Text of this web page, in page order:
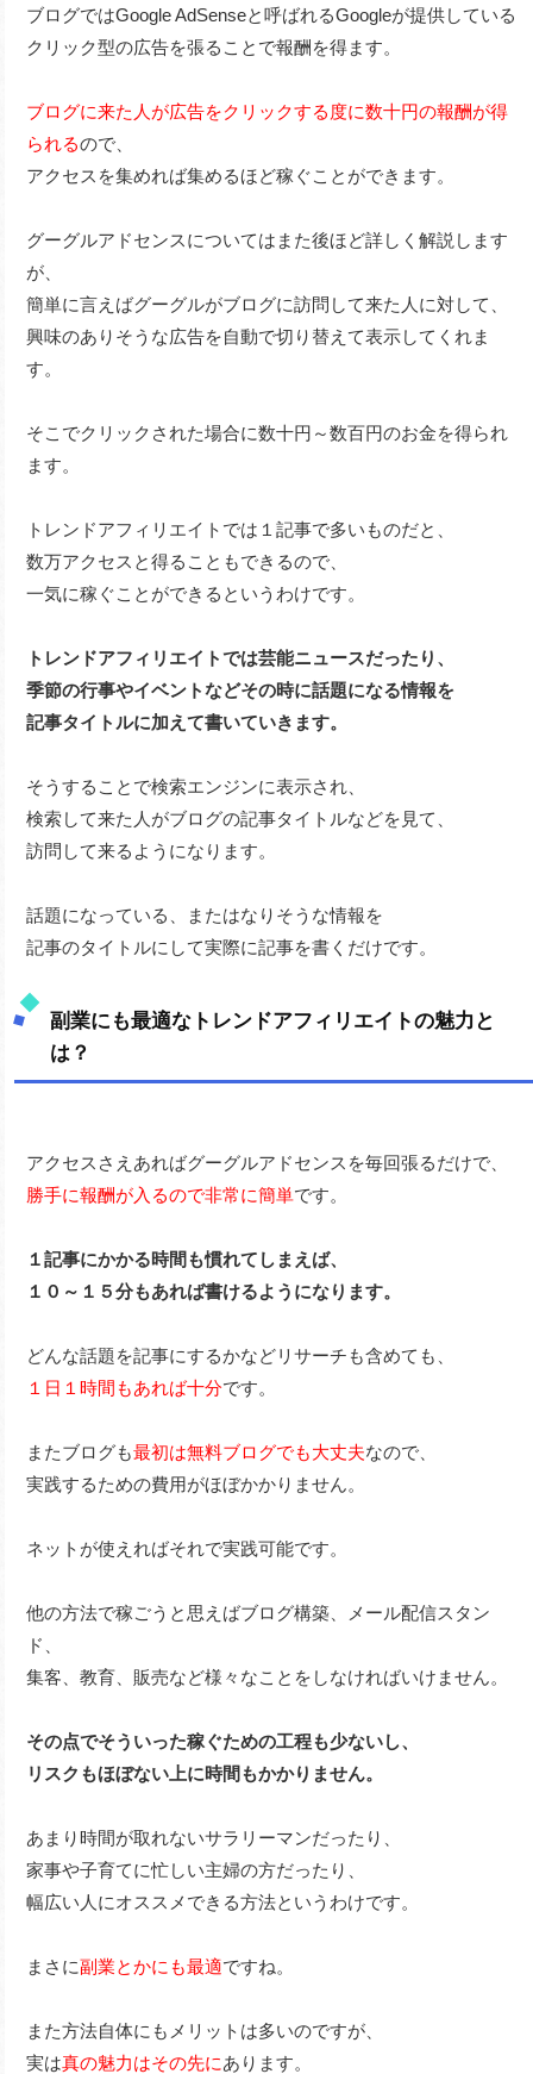
ブログではGoogle AdSenseと呼ばれるGoogleが提供している
クリック型の広告を張ることで報酬を得ます。
ブログに来た人が広告をクリックする度に数十円の報酬が得
られるので、
アクセスを集めれば集めるほど稼ぐことができます。
グーグルアドセンスについてはまた後ほど詳しく解説します
が、
簡単に言えばグーグルがブログに訪問して来た人に対して、
興味のありそうな広告を自動で切り替えて表示してくれま
す。
そこでクリックされた場合に数十円～数百円のお金を得られ
ます。
トレンドアフィリエイトでは１記事で多いものだと、
数万アクセスと得ることもできるので、
一気に稼ぐことができるというわけです。
トレンドアフィリエイトでは芸能ニュースだったり、
季節の行事やイベントなどその時に話題になる情報を
記事タイトルに加えて書いていきます。
そうすることで検索エンジンに表示され、
検索して来た人がブログの記事タイトルなどを見て、
訪問して来るようになります。
話題になっている、またはなりそうな情報を
記事のタイトルにして実際に記事を書くだけです。
副業にも最適なトレンドアフィリエイトの魅力と
は？
アクセスさえあればグーグルアドセンスを毎回張るだけで、
勝手に報酬が入るので非常に簡単です。
１記事にかかる時間も慣れてしまえば、
１０～１５分もあれば書けるようになります。
どんな話題を記事にするかなどリサーチも含めても、
１日１時間もあれば十分です。
またブログも最初は無料ブログでも大丈夫なので、
実践するための費用がほぼかかりません。
ネットが使えればそれで実践可能です。
他の方法で稼ごうと思えばブログ構築、メール配信スタン
ド、
集客、教育、販売など様々なことをしなければいけません。
その点でそういった稼ぐための工程も少ないし、
リスクもほぼない上に時間もかかりません。
あまり時間が取れないサラリーマンだったり、
家事や子育てに忙しい主婦の方だったり、
幅広い人にオススメできる方法というわけです。
まさに副業とかにも最適ですね。
また方法自体にもメリットは多いのですが、
実は真の魅力はその先にあります。